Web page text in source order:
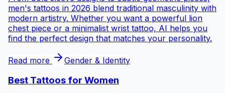
men's tattoos in 2026 blend traditional masculinity with
modern artistry. Whether you want a powerful lion
chest piece or a minimalist wrist tattoo, AI helps you
find the perfect design that matches your personality.
Read more Gender & Identity
Best Tattoos for Women